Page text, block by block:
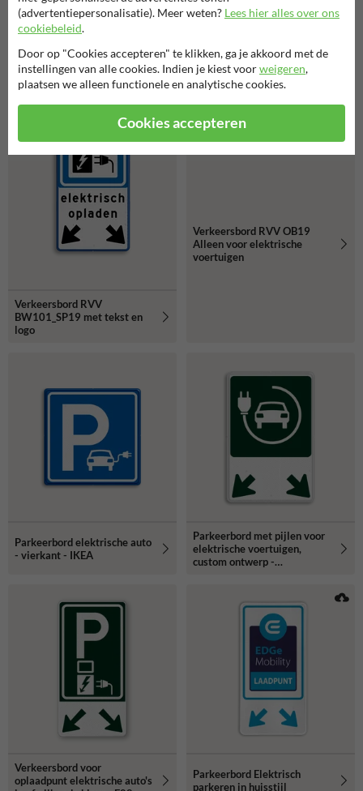
logo
Verkeersbord RVV
BW101_SP19 met tekst en
logo
Verkeersbord RVV OB19
Alleen voor elektrische
voertuigen
Parkeerbord elektrische auto
- vierkant - IKEA
Parkeerbord met pijlen voor
elektrische voertuigen,
custom ontwerp -
Verkeersbord voor
oplaadpunt elektrische auto's
Parkeerbord Elektrisch
parkeren in huisstijl
(advertentiepersonalisatie). Meer weten? Lees hier alles over ons
cookiebeleid.
Door op "Cookies accepteren" te klikken, ga je akkoord met de
instellingen van alle cookies. Indien je kiest voorweigeren,
plaatsen we alleen functionele en analytische cookies.
Cookies accepteren